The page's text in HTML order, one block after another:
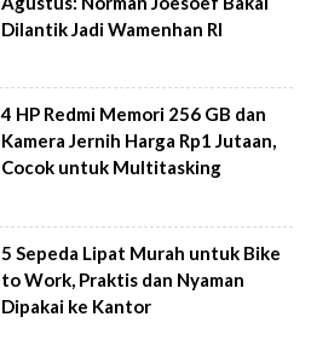
Dilantik Jadi Wamenhan RI
4 HP Redmi Memori 256 GB dan
Kamera Jernih Harga Rp1 Jutaan,
Cocok untuk Multitasking
5 Sepeda Lipat Murah untuk Bike
to Work, Praktis dan Nyaman
Dipakai ke Kantor